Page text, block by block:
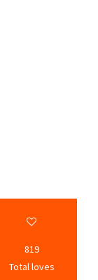
819
Total loves